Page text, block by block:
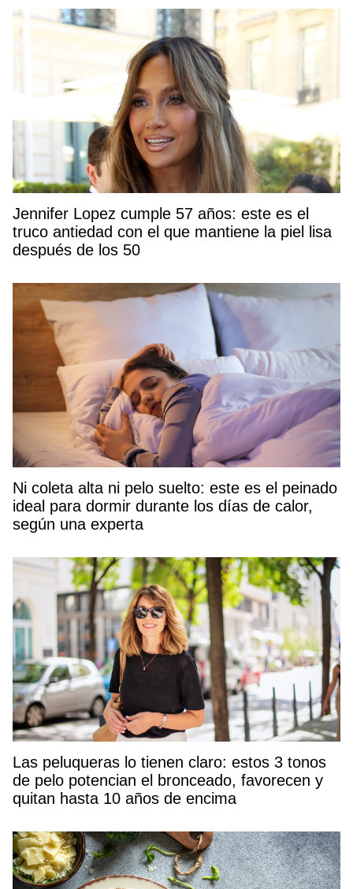
Jennifer Lopez cumple 57 años: este es el
truco antiedad con el que mantiene la piel lisa
después de los 50
Ni coleta alta ni pelo suelto: este es el peinado
ideal para dormir durante los días de calor,
según una experta
Las peluqueras lo tienen claro: estos 3 tonos
de pelo potencian el bronceado, favorecen y
quitan hasta 10 años de encima